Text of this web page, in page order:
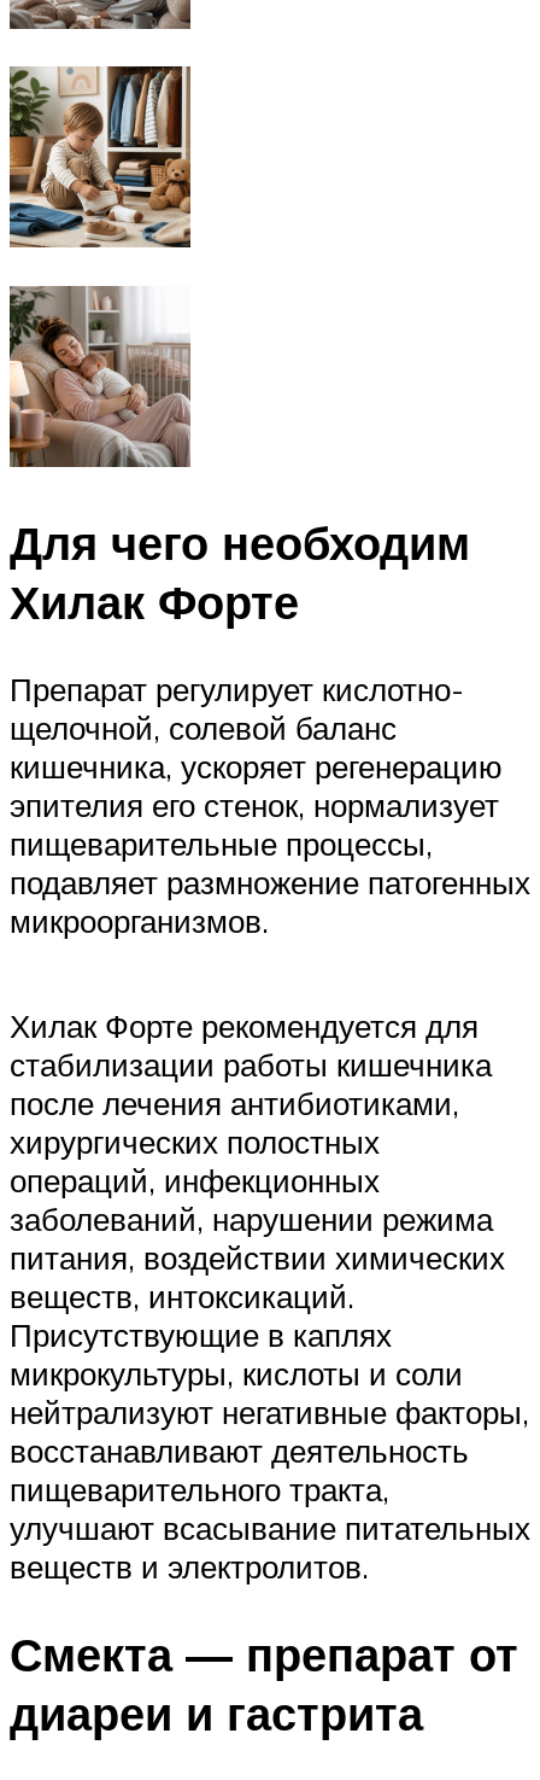
Для чего необходим
Хилак Форте
Препарат регулирует кислотно-
щелочной, солевой баланс
кишечника, ускоряет регенерацию
эпителия его стенок, нормализует
пищеварительные процессы,
подавляет размножение патогенных
микроорганизмов.
Хилак Форте рекомендуется для
стабилизации работы кишечника
после лечения антибиотиками,
хирургических полостных
операций, инфекционных
заболеваний, нарушении режима
питания, воздействии химических
веществ, интоксикаций.
Присутствующие в каплях
микрокультуры, кислоты и соли
нейтрализуют негативные факторы,
восстанавливают деятельность
пищеварительного тракта,
улучшают всасывание питательных
веществ и электролитов.
Смекта — препарат от
диареи и гастрита